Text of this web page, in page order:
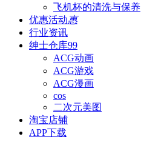
飞机杯的清洗与保养
优惠活动惠
行业资讯
绅士仓库99
ACG动画
ACG游戏
ACG漫画
cos
二次元美图
淘宝店铺
APP下载